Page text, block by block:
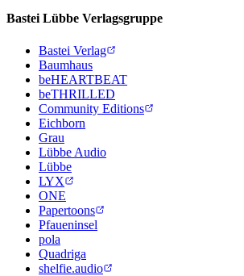
Bastei Lübbe Verlagsgruppe
Bastei Verlag
Baumhaus
beHEARTBEAT
beTHRILLED
Community Editions
Eichborn
Grau
Lübbe Audio
Lübbe
LYX
ONE
Papertoons
Pfaueninsel
pola
Quadriga
shelfie.audio